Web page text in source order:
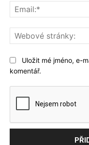
Uložit mé jméno, e-
komentář.